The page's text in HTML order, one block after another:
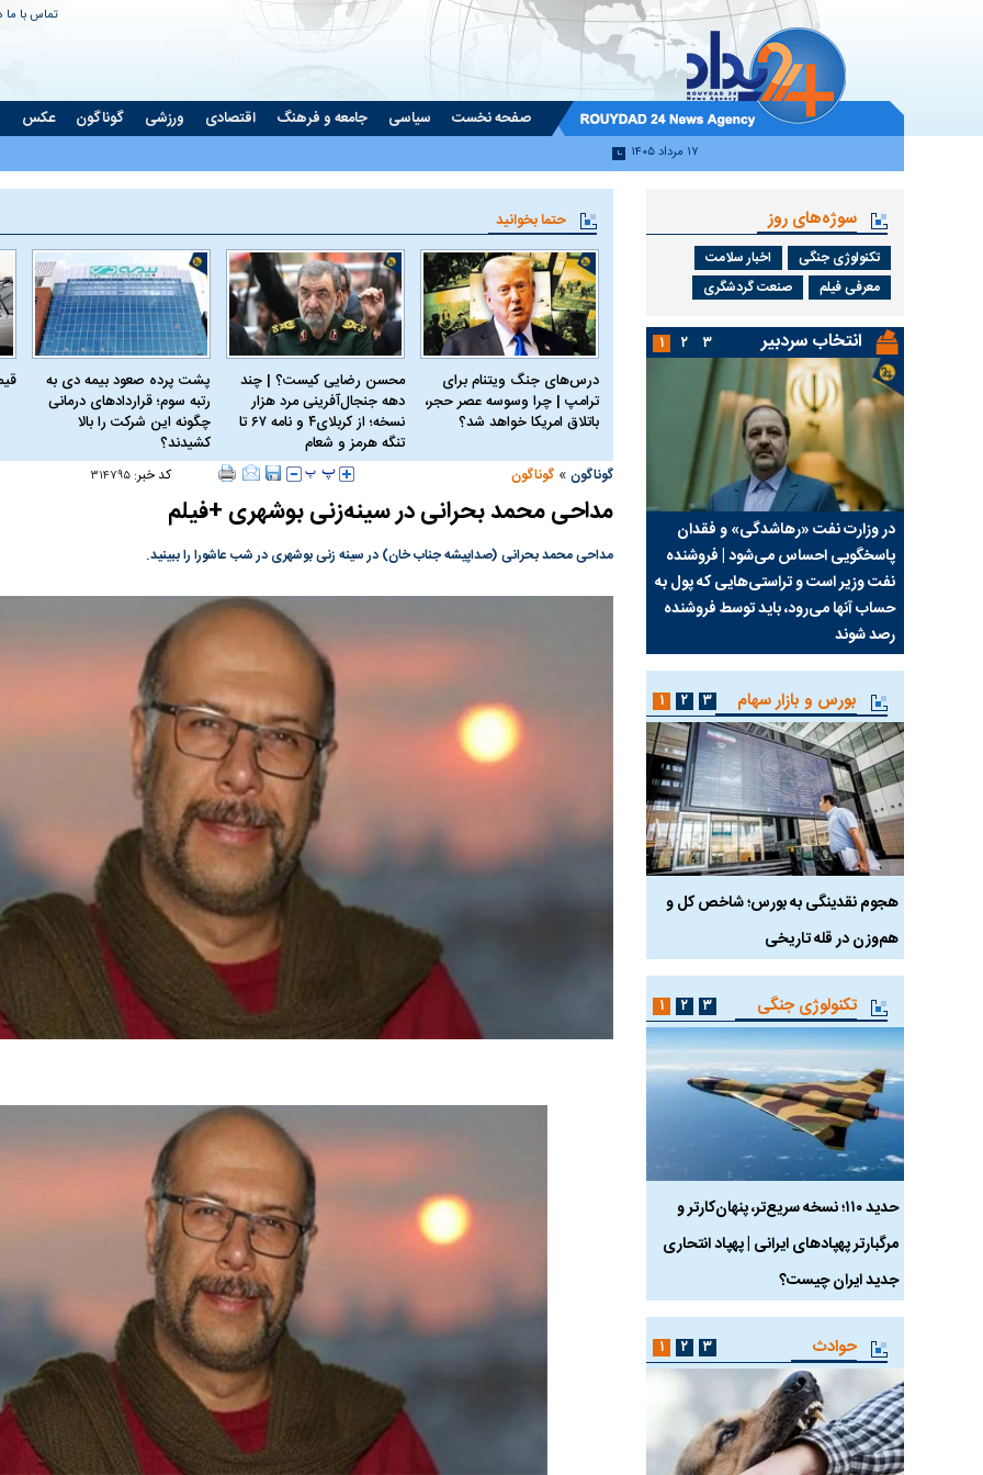
تماس با ما
صفحه نخست سیاسی جامعه و فرهنگ اقتصادی ورزشی گوناگون عکس
۱۷ مرداد ۱۴۰۵
حتما بخوانید
درس‌های جنگ ویتنام برای
ترامپ | چرا وسوسه عصر حجر،
باتلاق امریکا خواهد شد؟
محسن رضایی کیست؟ | چند
دهه جنجال‌آفرینی مرد هزار
نسخه؛ از کربلای۴ و نامه ۶۷ تا
تنگه هرمز و شعام
پشت پرده صعود بیمه دی به
رتبه سوم؛ قراردادهای درمانی
چگونه این شرکت را بالا
کشیدند؟
گوناگون » گوناگون کد خبر:۳۱۴۷۹۵
مداحی محمد بحرانی در سینه‌زنی بوشهری +فیلم
مداحی محمد بحرانی (صداپیشه جناب خان) در سینه زنی بوشهری در شب عاشورا را ببینید.
سوژه‌های روز
تکنولوژی جنگی
اخبار سلامت
معرفی فیلم
صنعت گردشگری
انتخاب سردبیر
در وزارت نفت «رهاشدگی» و فقدان
پاسخگویی احساس می‌شود | فروشنده
نفت وزیر است و تراستی‌هایی که پول به
حساب آنها می‌رود، باید توسط فروشنده
رصد شوند
چرا رویای آمریکایی سرنگونی رژیم و
نابودی محور مقاومت تعبیر نشد؟ | پشت
مطالعه رفتار هیستریک صدا و سیما علیه
کمپین نه به اعدام
۱ ۲ ۳
بورس و بازار سهام
هجوم نقدینگی به بورس؛ شاخص کل و
هم‌وزن در قله تاریخی
بورس تهران رکورد شکست سیگنال مثبت دیپلماسی به بورس
هجوم نقدینگی
هم‌وزن در قله
۱ ۲ ۳
تکنولوژی جنگی
حدید ۱۱۰؛ نسخه سریع‌تر، پنهان‌کارتر و
مرگبارتر پهپادهای ایرانی | پهپاد انتحاری
جدید ایران چیست؟
فضاپیمای «استارشیپ» ایلان ماسک
جدید ایران
۱ ۲ ۳
حوادث ۱ ۲ ۳